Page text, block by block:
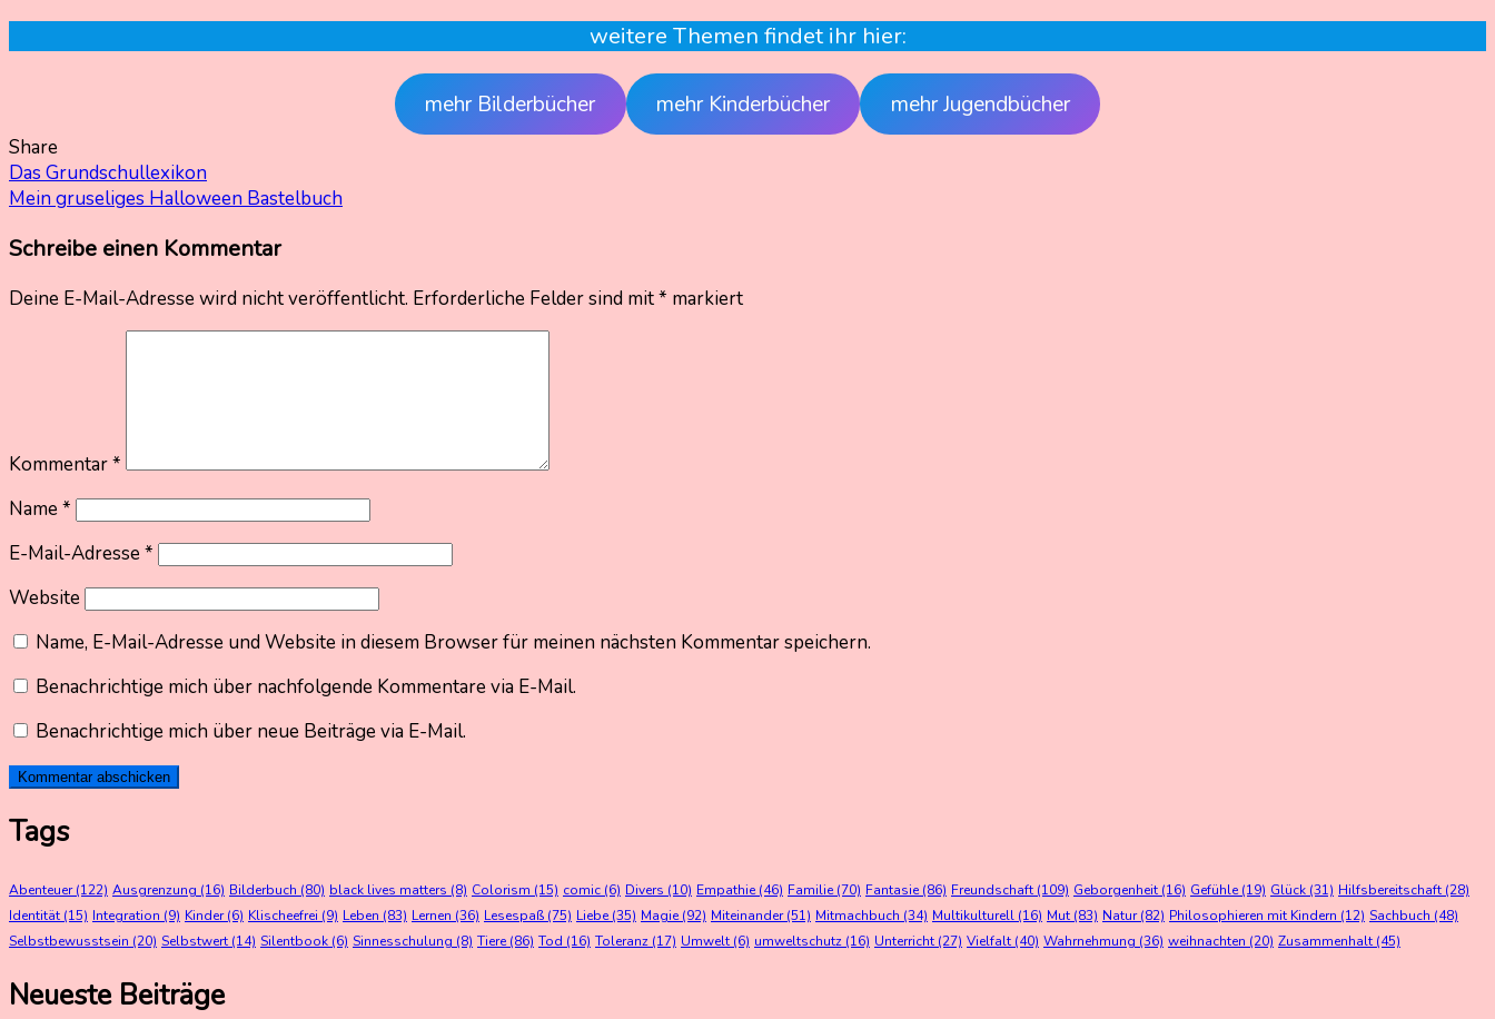
weitere Themen findet ihr hier:
mehr Bilderbücher mehr Kinderbücher mehr Jugendbücher
Share
Beitragsnavigation
Das Grundschullexikon
Mein gruseliges Halloween Bastelbuch
Schreibe einen Kommentar
Deine E-Mail-Adresse wird nicht veröffentlicht. Erforderliche Felder sind mit* markiert
Kommentar*
Name*
E-Mail-Adresse*
Website
Name, E-Mail-Adresse und Website in diesem Browser für meinen nächsten Kommentar speichern.
Benachrichtige mich über nachfolgende Kommentare via E-Mail.
Benachrichtige mich über neue Beiträge via E-Mail.
Tags
Abenteuer(122) Ausgrenzung (16) Bilderbuch (80) black lives matters (8) Colorism (15) comic (6) Divers (10) Empathie(46) Familie(70) Fantasie(86) Freundschaft (109) Geborgenheit (16) Gefühle(19) Glück (31) Hilfsbereitschaft (28)
Identität (15) Integration (9) Kinder(6) Klischeefrei (9) Leben (83) Lernen (36) Lesespaß (75) Liebe(35) Magie(92) Miteinander(51) Mitmachbuch (34) Multikulturell (16) Mut (83) Natur(82) Philosophieren mit Kindern (12) Sachbuch (48)
Selbstbewusstsein (20) Selbstwert (14) Silentbook (6) Sinnesschulung (8) Tiere(86) Tod (16) Toleranz (17) Umwelt (6) umweltschutz (16) Unterricht (27) Vielfalt (40) Wahrnehmung (36) weihnachten (20) Zusammenhalt (45)
Neueste Beiträge